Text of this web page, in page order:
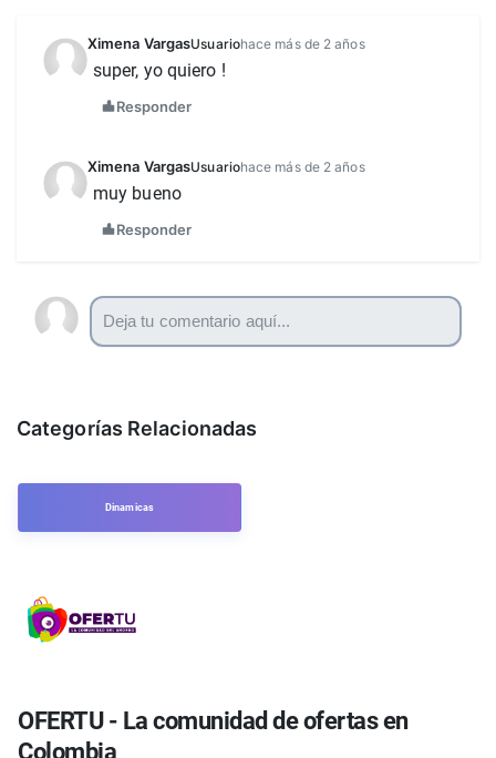
Ximena VargasUsuariohace más de 2 años
super, yo quiero !
Responder
Ximena VargasUsuariohace más de 2 años
muy bueno
Responder
Categorías Relacionadas
Dinamicas
OFERTU - La comunidad de ofertas en
Colombia